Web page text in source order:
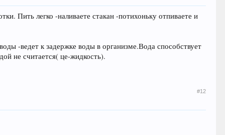
Пить легко -наливаете стакан -потихоньку отпиваете и
-ведет к задержке воды в организме.Вода способствует
не считается( це-жидкость).
#12